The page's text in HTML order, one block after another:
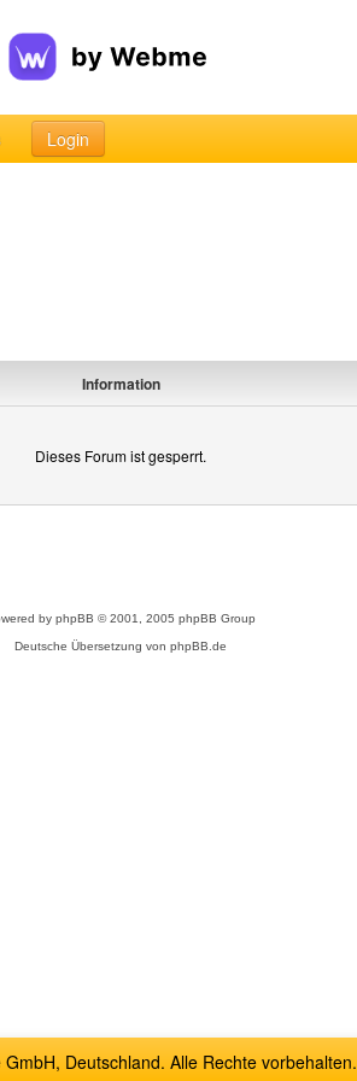
Login
Information
Dieses Forum ist gesperrt.
by phpBB © 2001, 2005 phpBB Group
Deutsche Übersetzung von phpBB.de
Deutschland. Alle Rechte vorbehalten.